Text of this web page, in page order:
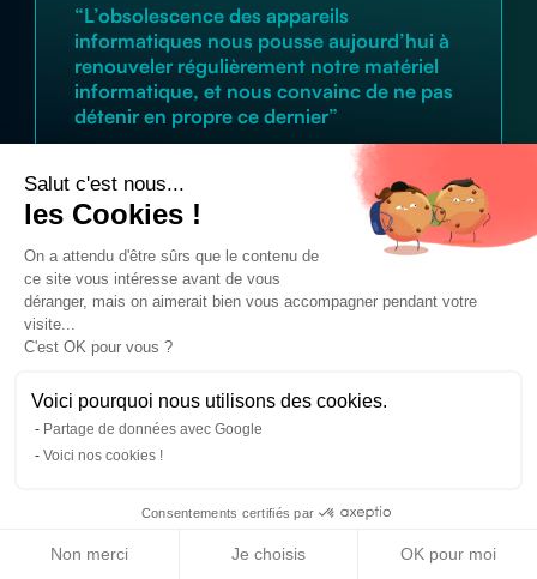
Salut c'est nous...
les Cookies !
On a attendu d'être sûrs que le contenu de
ce site vous intéresse avant de vous
déranger, mais on aimerait bien vous accompagner pendant votre
visite...
C'est OK pour vous ?
Voici pourquoi nous utilisons des cookies.
Partage de données avec Google
Voici nos cookies !
Consentements certifiés par
Non merci Je choisis OK pour moi
“L’obsolescence des appareils
informatiques nous pousse aujourd’hui à
renouveler régulièrement notre matériel
informatique, et nous convainc de ne pas
détenir en propre ce dernier”
Le matériel informatique
qui s’adapte à votre
activité
+400références à notre catalogue